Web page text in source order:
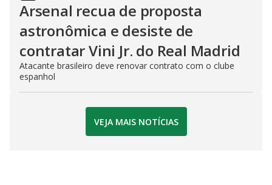
Arsenal recua de proposta
astronômica e desiste de
contratar Vini Jr. do Real Madrid
Atacante brasileiro deve renovar contrato com o clube
espanhol
VEJA MAIS NOTÍCIAS